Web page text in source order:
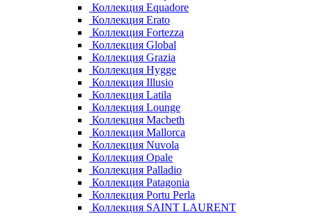
Коллекция Equadore
Коллекция Erato
Коллекция Fortezza
Коллекция Global
Коллекция Grazia
Коллекция Hygge
Коллекция Illusio
Коллекция Latila
Коллекция Lounge
Коллекция Macbeth
Коллекция Mallorca
Коллекция Nuvola
Коллекция Opale
Коллекция Palladio
Коллекция Patagonia
Коллекция Portu Perla
Коллекция SAINT LAURENT